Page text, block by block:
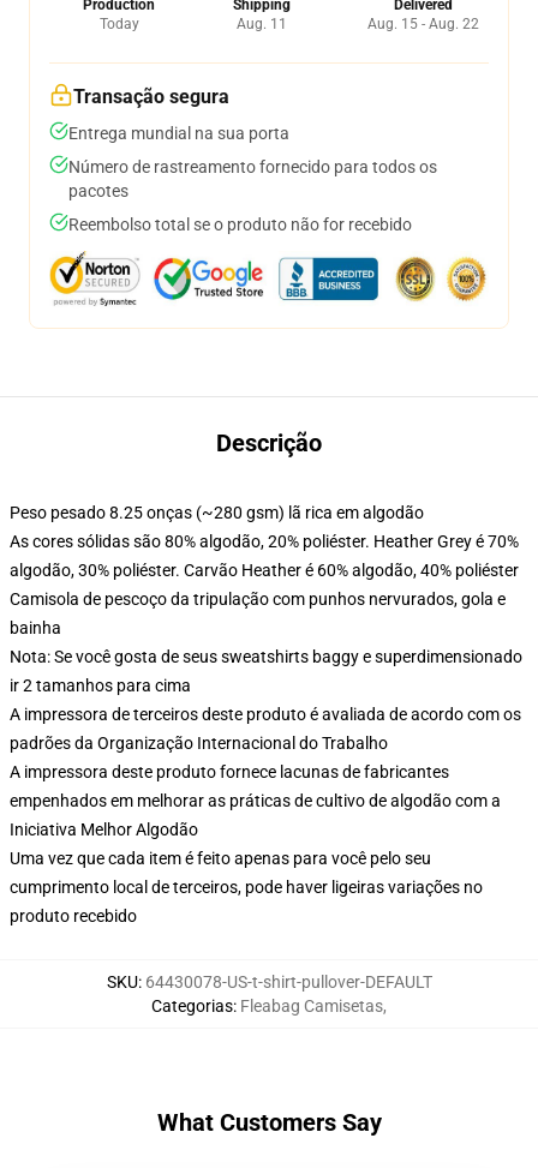
Production
Today
Shipping
Aug. 11
Delivered
Aug. 15 - Aug. 22
Transação segura
Entrega mundial na sua porta
Número de rastreamento fornecido para todos os
pacotes
Reembolso total se o produto não for recebido
Descrição
Peso pesado 8.25 onças (~280 gsm) lã rica em algodão
As cores sólidas são 80% algodão, 20% poliéster. Heather Grey é 70%
algodão, 30% poliéster. Carvão Heather é 60% algodão, 40% poliéster
Camisola de pescoço da tripulação com punhos nervurados, gola e
bainha
Nota: Se você gosta de seus sweatshirts baggy e superdimensionado
ir 2 tamanhos para cima
A impressora de terceiros deste produto é avaliada de acordo com os
padrões da Organização Internacional do Trabalho
A impressora deste produto fornece lacunas de fabricantes
empenhados em melhorar as práticas de cultivo de algodão com a
Iniciativa Melhor Algodão
Uma vez que cada item é feito apenas para você pelo seu
cumprimento local de terceiros, pode haver ligeiras variações no
produto recebido
SKU: 64430078-US-t-shirt-pullover-DEFAULT
Categorias: Fleabag Camisetas,
What Customers Say